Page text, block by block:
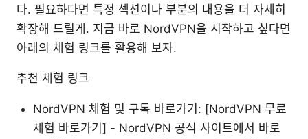
다. 필요하다면 특정 섹션이나 부분의 내용을 더 자세히
확장해 드릴게. 지금 바로 NordVPN을 시작하고 싶다면
아래의 체험 링크를 활용해 보자.
추천 체험 링크
NordVPN 체험 및 구독 바로가기: [NordVPN 무료
체험 바로가기] - NordVPN 공식 사이트에서 바로